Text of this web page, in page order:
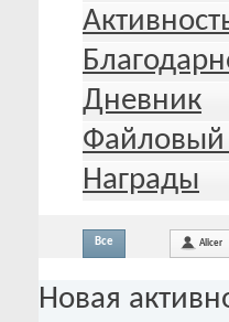
Дневник
Файловый
Награды
Все Alicer
Новая